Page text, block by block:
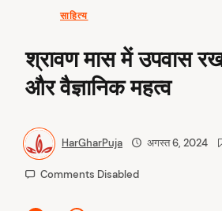
साहित्य
श्रावण मास में उपवास
और वैज्ञानिक महत्व
HarGharPuja अगस्त 6, 2024
Comments Disabled